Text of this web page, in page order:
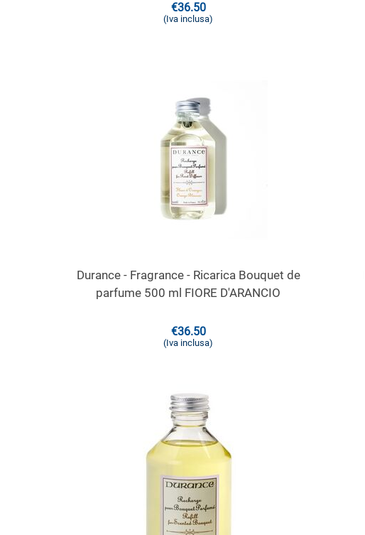
€36.50
(Iva inclusa)
Durance - Fragrance - Ricarica Bouquet de
parfume 500 ml FIORE D'ARANCIO
€36.50
(Iva inclusa)